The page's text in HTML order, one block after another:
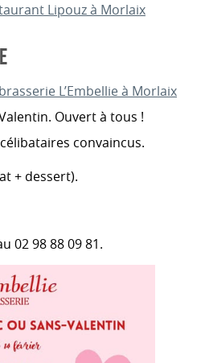
Lipouz à Morlaix
L’Embellie à Morlaix
Ouvert à tous !
convaincus.
+ dessert).
02 98 88 09 81.